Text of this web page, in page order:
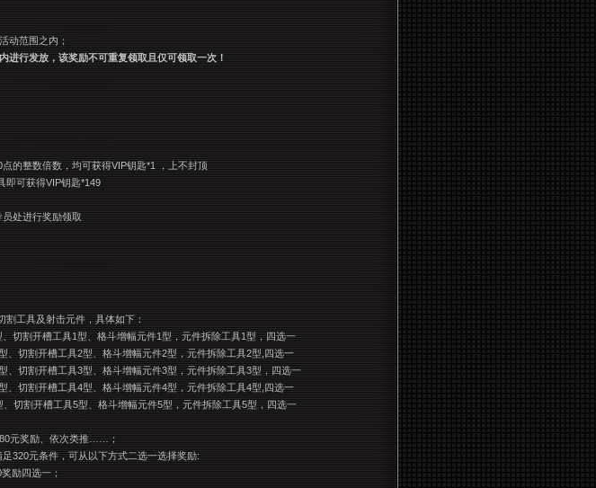
动范围之内；
进行发放，该奖励不可重复领取且仅可领取一次！
的整数倍数，均可获得VIP钥匙*1 ，上不封顶
即可获得VIP钥匙*149
处进行奖励领取
割工具及射击元件，具体如下：
切割开槽工具1型、格斗增幅元件1型，元件拆除工具1型，四选一
、切割开槽工具2型、格斗增幅元件2型，元件拆除工具2型,四选一
、切割开槽工具3型、格斗增幅元件3型，元件拆除工具3型，四选一
、切割开槽工具4型、格斗增幅元件4型，元件拆除工具4型,四选一
切割开槽工具5型、格斗增幅元件5型，元件拆除工具5型，四选一
80元奖励、依次类推……；
320元条件，可从以下方式二选一选择奖励:
励四选一；